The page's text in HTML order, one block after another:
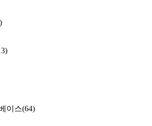
이스(64)